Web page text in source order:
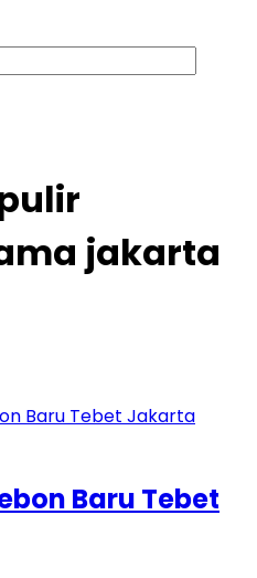
jakarta
Baru Tebet